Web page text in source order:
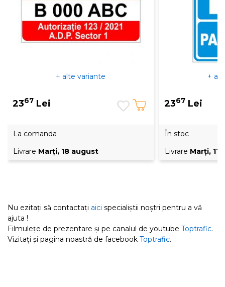
+ alte variante
2367 Lei
La comanda
Livrare Marţi, 18 august
+
2367Lei
În stoc
Livrare Marţi, 11
Nu ezitați să contactați aici specialiștii noștri pentru a vă
ajuta !
Filmulețe de prezentare și pe canalul de youtube Toptrafic.
Vizitați și pagina noastră de facebook Toptrafic.